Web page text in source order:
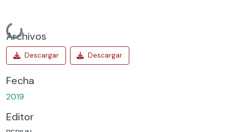
Cargando...
Archivos
Fecha
2019
Editor